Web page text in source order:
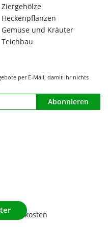
Ziergehölze
Heckenpflanzen
Gemüse und Kräuter
Teichbau
per E-Mail, damit Ihr nichts
Abonnieren